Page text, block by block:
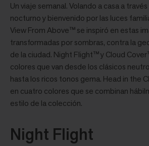
Un viaje semanal. Volando a casa a
nocturno y bienvenido por las luces
View From Above™ se inspiró en estas
transformadas por sombras, contra la
de la ciudad. Night Flight™ y Cloud
colores que van desde los clásicos
hasta los ricos tonos gema. Head in the
en cuatro colores que se combinan
estilo de la colección.
Night Flight